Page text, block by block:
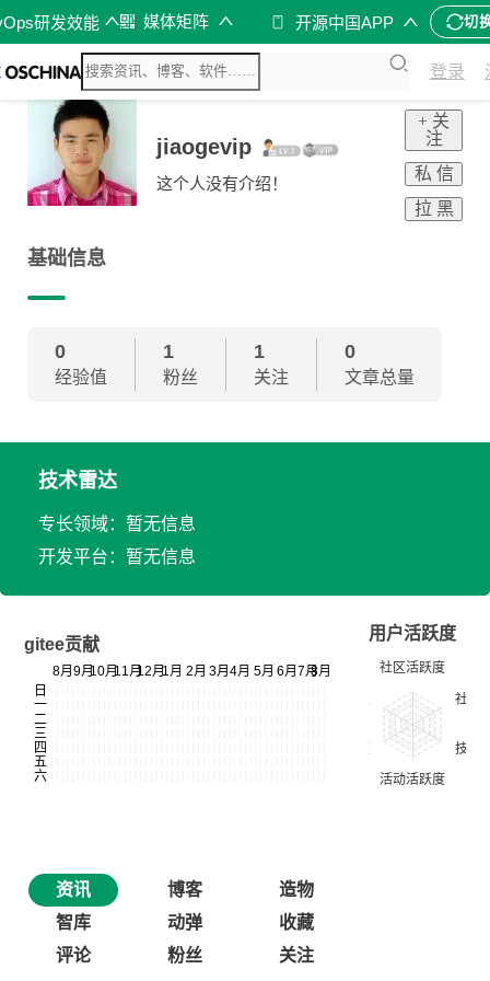
研发效能 媒体矩阵 开源中国APP 切
登录
jiaogevip
这个人没有介绍！
+ 关
注
私 信
拉 黑
基础信息
0
经验值
1
粉丝
1
关注
0
文章总量
技术雷达
专长领域：暂无信息
开发平台：暂无信息
gitee贡献
用户活跃度
资讯 博客
造物
智库
动弹
收藏
评论
粉丝 关注